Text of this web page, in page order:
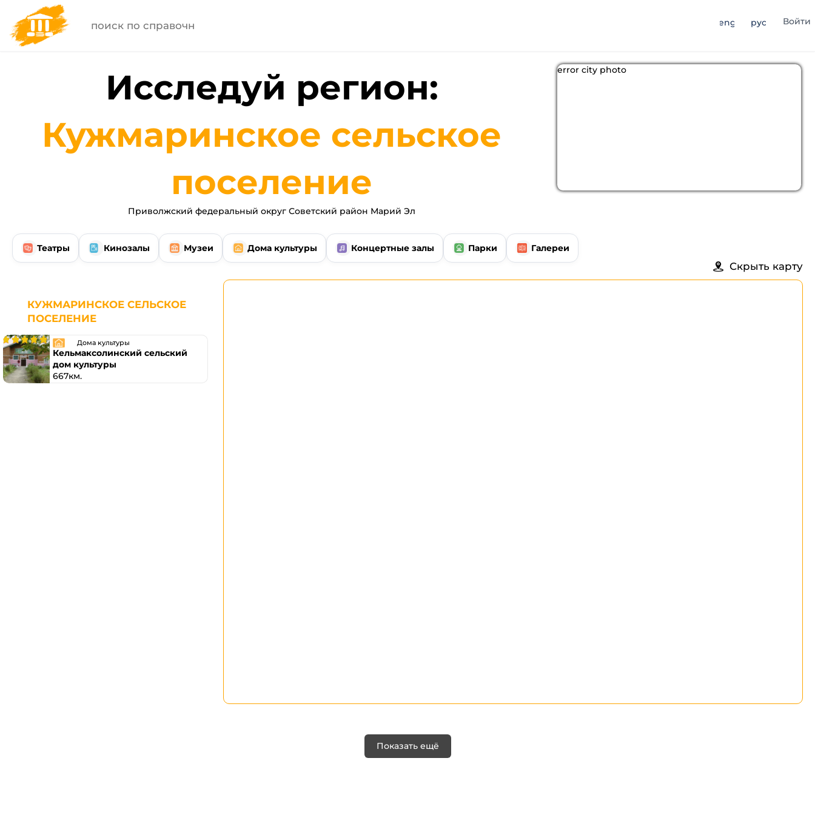
eng рус Войти
Исследуй регион:
Кужмаринское сельское
поселение
Приволжский федеральный округ Советский район Марий Эл
error city photo
Скрыть карту
Театры Кинозалы Музеи Дома культуры Концертные залы Парки Галереи
КУЖМАРИНСКОЕ СЕЛЬСКОЕ
ПОСЕЛЕНИЕ
Дома культуры
Кельмаксолинский сельский
дом культуры
667км.
Показать ещё